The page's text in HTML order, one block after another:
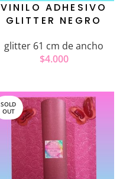
VINILO ADHESIVO
GLITTER NEGRO
glitter 61 cm de ancho
$4.000
SOLD
OUT